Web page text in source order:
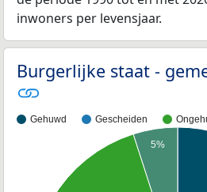
inwoners per levensjaar.
Burgerlijke staat -
Gehuwd Gescheiden
5%